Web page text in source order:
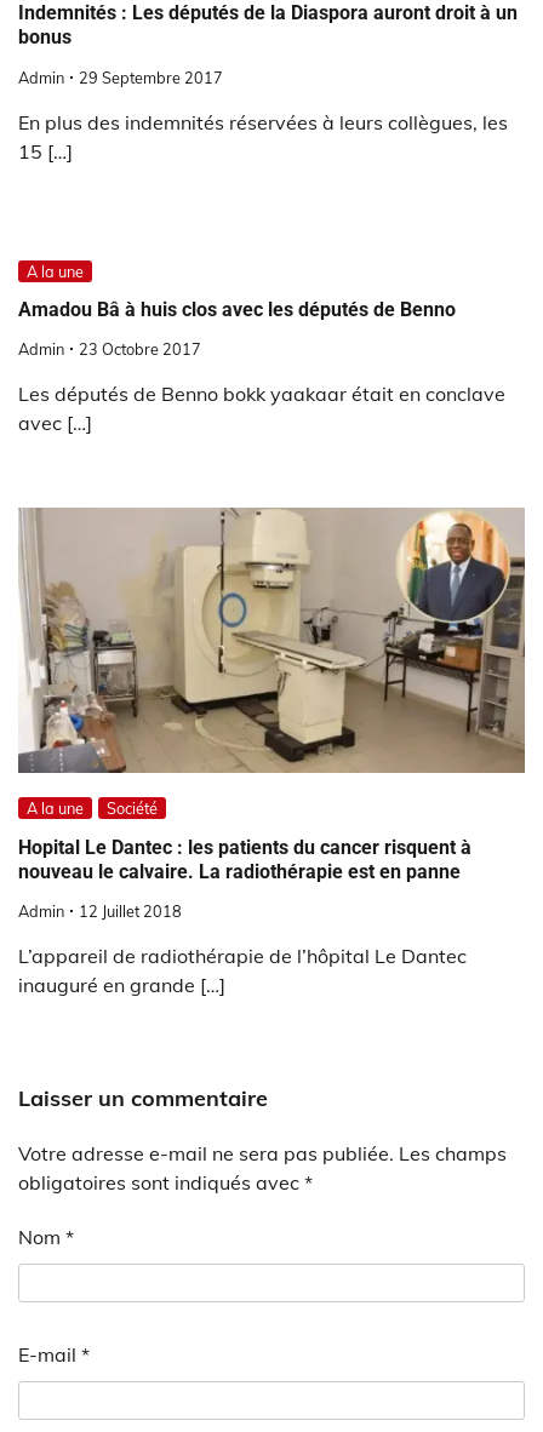
Indemnités : Les députés de la Diaspora auront droit à un
bonus
Admin 29 Septembre 2017
En plus des indemnités réservées à leurs collègues, les
15 […]
A la une
Amadou Bâ à huis clos avec les députés de Benno
Admin 23 Octobre 2017
Les députés de Benno bokk yaakaar était en conclave
avec […]
A la une Société
Hopital Le Dantec : les patients du cancer risquent à
nouveau le calvaire. La radiothérapie est en panne
Admin 12 Juillet 2018
L’appareil de radiothérapie de l’hôpital Le Dantec
inauguré en grande […]
Laisser un commentaire
Votre adresse e-mail ne sera pas publiée. Les champs
obligatoires sont indiqués avec *
Nom *
E-mail *